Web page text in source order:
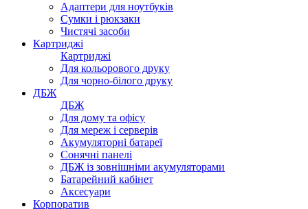
Адаптери для ноутбуків
Сумки і рюкзаки
Чистячі засоби
Картриджі
Картриджі
Для кольорового друку
Для чорно-білого друку
ДБЖ
ДБЖ
Для дому та офісу
Для мереж і серверів
Акумуляторні батареї
Сонячні панелі
ДБЖ із зовнішніми акумуляторами
Батарейний кабінет
Аксесуари
Корпоратив